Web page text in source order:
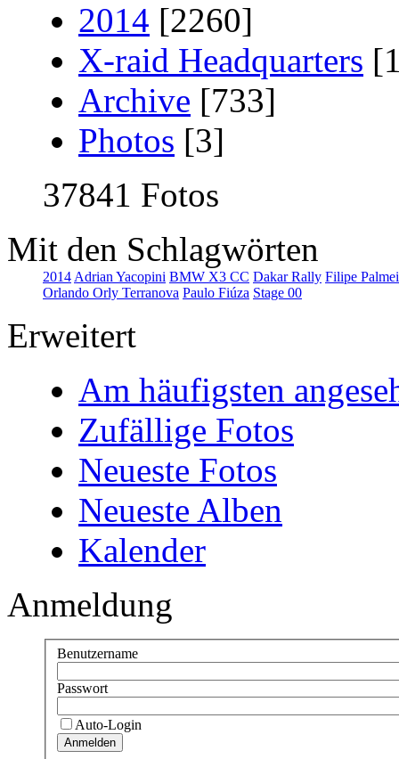
2014 [2260]
X-raid Headquarters
Archive [733]
Photos [3]
37841 Fotos
Mit den Schlagwörten
2014 Adrian Yacopini BMW X3 CC Dakar Rally Filipe
Orlando Orly Terranova Paulo Fiúza Stage 00
Erweitert
Am häufigsten
Zufällige Fotos
Neueste Fotos
Neueste Alben
Kalender
Anmeldung
Benutzername
Passwort
Auto-Login